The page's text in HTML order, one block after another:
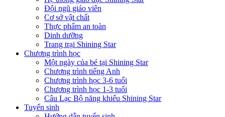
Đội ngũ giáo viên
Cơ sở vật chất
Thực phẩm an toàn
Dinh dưỡng
Trang trại Shining Star
Chương trình học
Một ngày của bé tại Shining Star
Chương trình tiếng Anh
Chương trình học 3-6 tuổi
Chương trình học 1-3 tuổi
Câu Lạc Bộ năng khiếu Shining Star
Tuyển sinh